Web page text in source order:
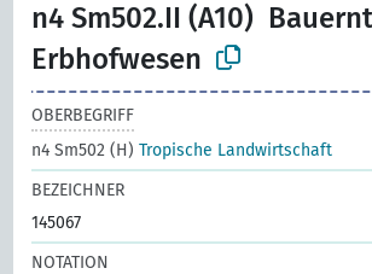
n4 Sm502.II (A10)
Erbhofwesen
OBERBEGRIFF
n4 Sm502 (H)Tropische Landwirtschaft
BEZEICHNER
145067
NOTATION